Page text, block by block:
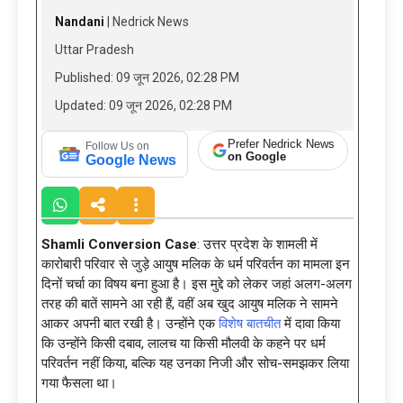
Nandani | Nedrick News
Uttar Pradesh
Published: 09 जून 2026, 02:28 PM
Updated: 09 जून 2026, 02:28 PM
Follow Us on
Google News
Prefer Nedrick News
on Google
Shamli Conversion Case: उत्तर प्रदेश के शामली में
कारोबारी परिवार से जुड़े आयुष मलिक के धर्म परिवर्तन का मामला इन
दिनों चर्चा का विषय बना हुआ है। इस मुद्दे को लेकर जहां अलग-अलग
तरह की बातें सामने आ रही हैं, वहीं अब खुद आयुष मलिक ने सामने
आकर अपनी बात रखी है। उन्होंने एकविशेष बातचीतमें दावा किया
कि उन्होंने किसी दबाव, लालच या किसी मौलवी के कहने पर धर्म
परिवर्तन नहीं किया, बल्कि यह उनका निजी और सोच-समझकर लिया
गया फैसला था।